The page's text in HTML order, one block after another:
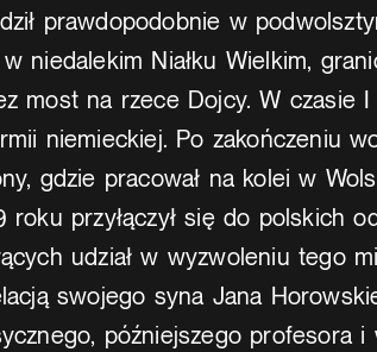
prawdopodobnie w
niedalekim Niałku Wielkim,
most na rzece Dojcy. W czasie I
niemieckiej. Po zakończeniu
gdzie pracował na kolei w
roku przyłączył się do polskich
udział w wyzwoleniu tego
swojego syna Jana
późniejszego profesora i